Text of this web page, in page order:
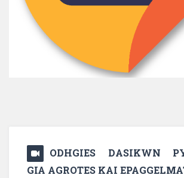
ODHGIES DASIKWN
GIA AGROTES KAI